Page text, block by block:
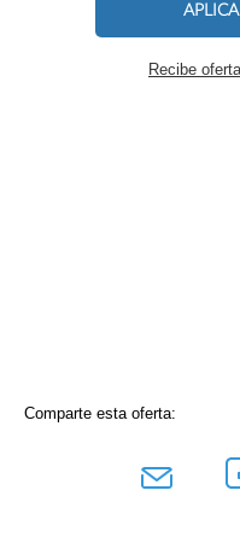
Recibe
Comparte esta oferta: